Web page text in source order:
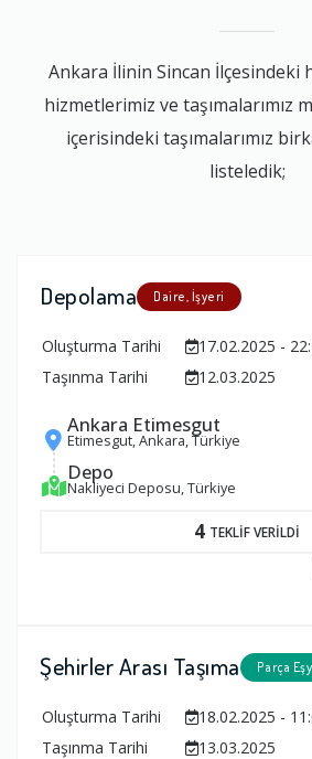
Ankara İlinin Sincan İlçesindeki
hizmetlerimiz ve taşımalarımız
içerisindeki taşımalarımız
listeledik;
Depolama Daire, İşyeri
Oluşturma Tarihi
17.02.2025 -
Taşınma Tarihi
12.03.2025
Ankara Etimesgut
Etimesgut, Ankara, Türkiye
Depo
Nakliyeci Deposu, Türkiye
4 TEKLİF VERİLDİ
Şehirler Arası Taşıma Parça
Oluşturma Tarihi
18.02.2025 -
Taşınma Tarihi
13.03.2025